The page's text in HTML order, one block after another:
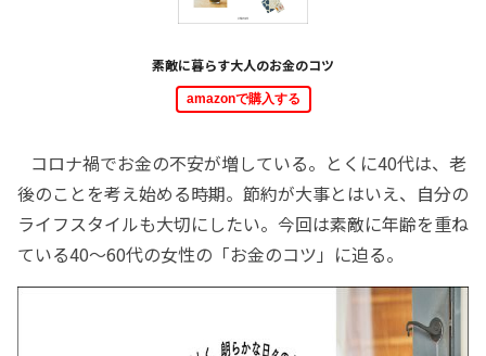
素敵に暮らす大人のお金のコツ
amazonで購入する
コロナ禍でお金の不安が増している。とくに40代は、老
後のことを考え始める時期。節約が大事とはいえ、自分の
ライフスタイルも大切にしたい。今回は素敵に年齢を重ね
ている40～60代の女性の「お金のコツ」に迫る。